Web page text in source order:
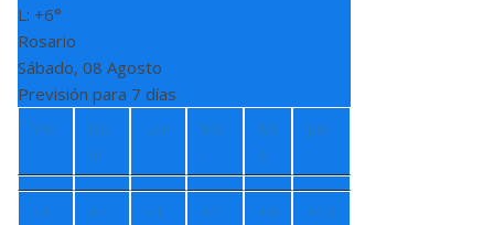
L: +6°
Rosario
Sábado, 08 Agosto
Previsión para 7 días
Vie
Do
m
Lun
Ma
r
Mi
é
Jue
+1
+1
+1
+1
+9
+11